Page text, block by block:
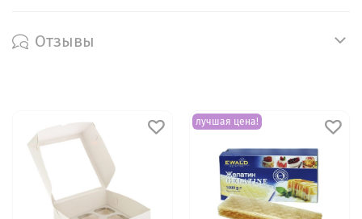
Отзывы
лучшая цена!